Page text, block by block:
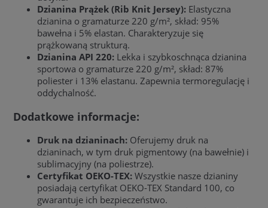
Dzianina Prążek (Rib Knit Jersey): Elastyczna
dzianina o gramaturze 220 g/m², skład: 95%
bawełna i 5% elastan. Charakteryzuje się
prążkowaną strukturą.
Dzianina API 220: Lekka i szybkoschnąca dzianina
sportowa o gramaturze 220 g/m², skład: 87%
poliester i 13% elastanu. Zapewnia termoregulację i
oddychalność.
Dodatkowe informacje:
Druk na dzianinach: Oferujemy druk na
dzianinach, w tym druk pigmentowy (na bawełnie) i
sublimacyjny (na poliestrze).
Certyfikat OEKO-TEX: Wszystkie nasze dzianiny
posiadają certyfikat OEKO-TEX Standard 100, co
gwarantuje ich bezpieczeństwo.